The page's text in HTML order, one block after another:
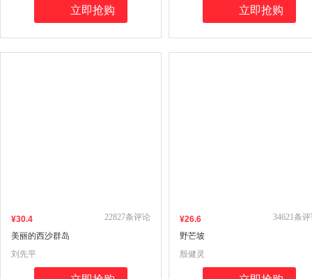
立即抢购
传播研究所所长祝勇给孩子的故宫
立即抢购
¥30.4
美丽的西沙群岛
22827条评论
刘先平
¥26.6
野芒坡
34621条
殷健灵